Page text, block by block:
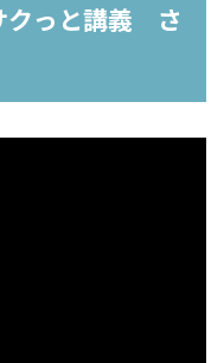
クっと講義 さ